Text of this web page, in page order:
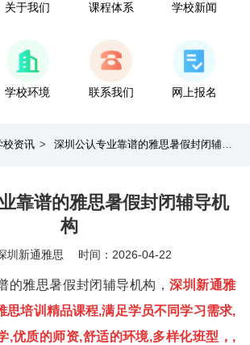
关于我们 课程体系 学校新闻
学校环境 联系我们 网上报名
校资讯 > 深圳公认专业靠谱的雅思暑假封闭辅导机构
靠谱的雅思暑假封闭辅导机
构
圳新通雅思 时间：2026-04-22
的雅思暑假封闭辅导机构，深圳新通雅
思培训精品课程,满足学员不同学习需求,
,优质的师资,舒适的环境,多样化班型，,